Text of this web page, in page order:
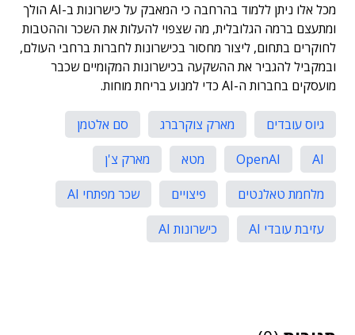
מכל אלו ניתן ללמוד בהרחבה כי המאבק על כישרונות ב-AI הולך
ומתעצם ברמה הגלובלית, מה שצפוי להעלות את השכר וההטבות
לחוקרים בתחום, ליצור מחסור בכישרונות לחברות ברחבי העולם,
ובמקביל להגביר את ההשקעה בכישרונות המקומיים שכבר
מועסקים בחברות ה-AI כדי למנוע בריחת מוחות.
גיוס עובדים מארק צוקרברג
סם אלטמן
AI
OpenAI מטא
מארק צ'ן
מלחמת טאלנטים
פיצויים
שכר מפתחי AI
עזיבת עובדי AI
כישרונות AI